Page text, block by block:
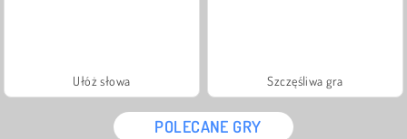
Ułóż słowa Szczęśliwa gra
POLECANE GRY